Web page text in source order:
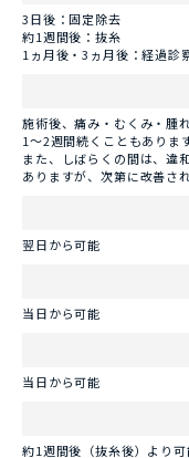
3日後：固定除去
約1週間後：抜糸
1ヵ月後・3ヵ月後：経過診
施術後、痛み・むくみ・腫
1～2週間続くこともありま
また、しばらくの間は、違
ありますが、次第に改善され
翌日から可能
当日から可能
当日から可能
約1週間後（抜糸後）より可